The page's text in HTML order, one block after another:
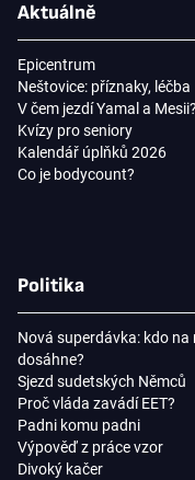
Aktuálně
Epicentrum
Neštovice: příznaky, léčba
V čem jezdí Yamal a Mesii?
Kvízy pro seniory
Kalendář úplňků 2026
Co je bodycount?
Politika
Nová superdávka: kdo na
dosáhne?
Sjezd sudetských Němců
Proč vláda zavádí EET?
Padni komu padni
Výpověď z práce vzor
Divoký kačer